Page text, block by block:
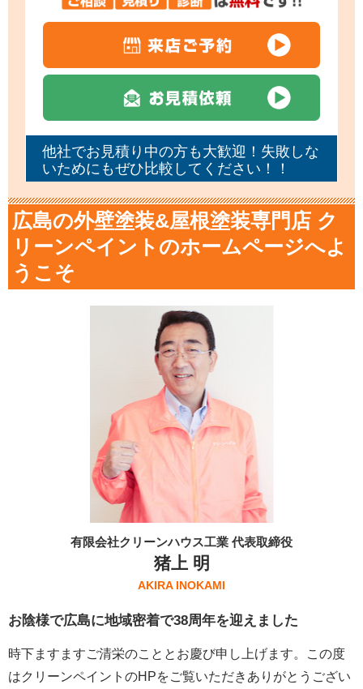
他社でお見積り中の方も大歓迎！失敗しな
いためにもぜひ比較してください！！
広島の外壁塗装&屋根塗装専門店 ク
リーンペイントのホームページへよ
うこそ
有限会社クリーンハウス工業 代表取締役
猪上 明
AKIRA INOKAMI
お陰様で広島に地域密着で38周年を迎えました
時下ますますご清栄のこととお慶び申し上げます。この度
はクリーンペイントのHPをご覧いただきありがとうござい